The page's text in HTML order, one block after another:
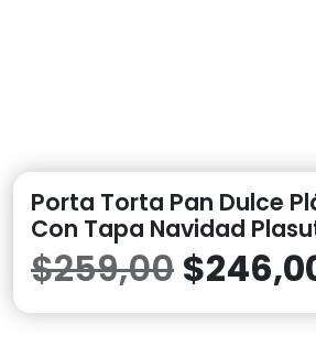
Porta Torta Pan Dulce
Con Tapa Navidad
$259,00 El
precio
$